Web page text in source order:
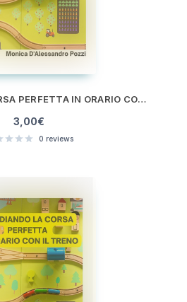
STUDIANDO LA CORSA PERFETTA IN ORARIO CON IL TRENO
3,00€
0 reviews